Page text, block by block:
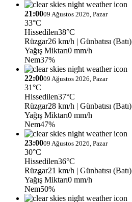
21:0009 Ağustos 2026, Pazar
33°C
Hissedilen38°C
Rüzgar26 km/h | Günbatısı (Batı)
Yağış Miktarı0 mm/h
Nem37%
22:0009 Ağustos 2026, Pazar
31°C
Hissedilen37°C
Rüzgar28 km/h | Günbatısı (Batı)
Yağış Miktarı0 mm/h
Nem47%
23:0009 Ağustos 2026, Pazar
30°C
Hissedilen36°C
Rüzgar21 km/h | Günbatısı (Batı)
Yağış Miktarı0 mm/h
Nem50%